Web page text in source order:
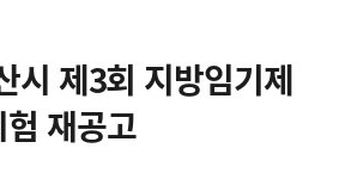
시 제3회 지방임기제
재공고